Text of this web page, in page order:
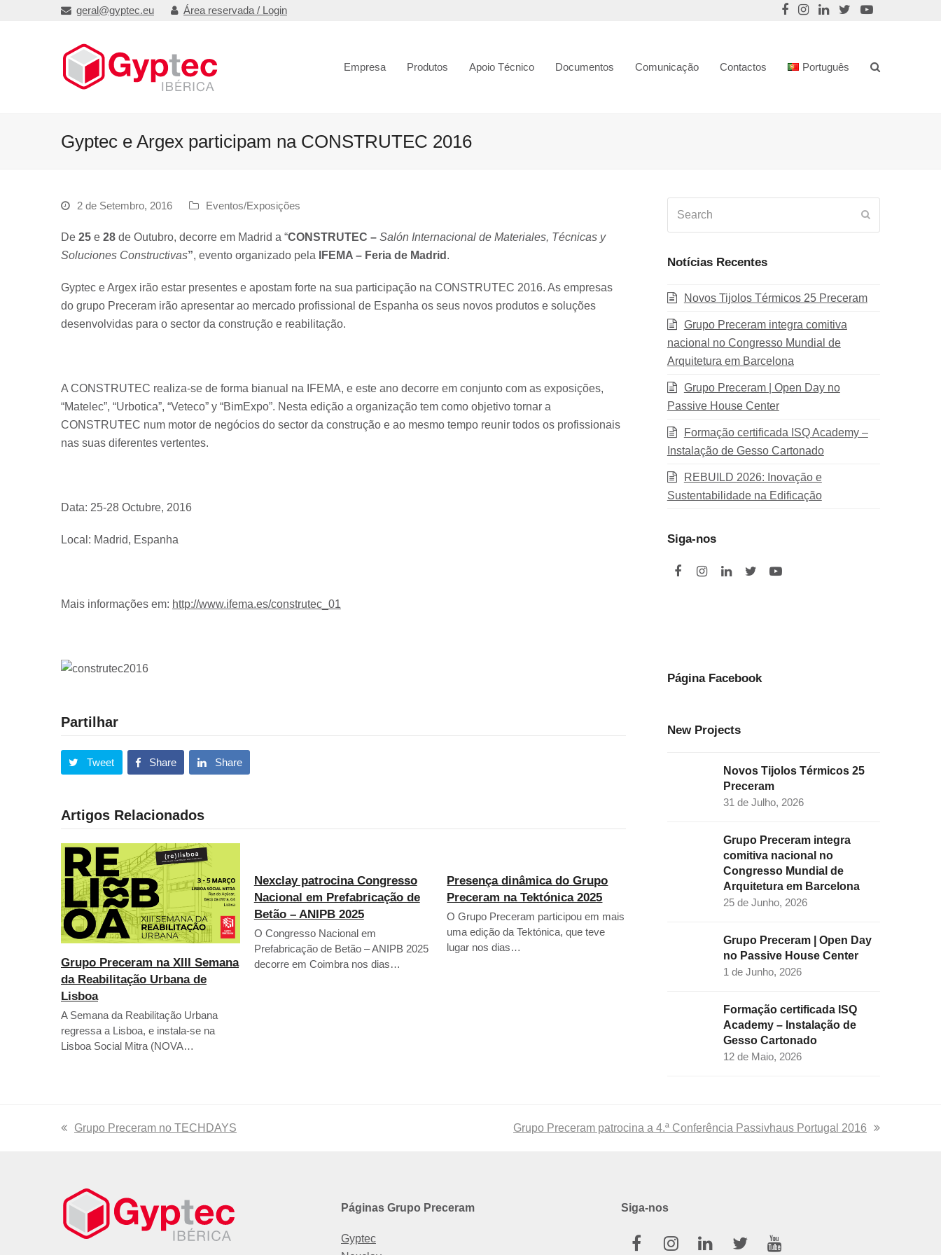
geral@gyptec.eu Área reservada / Login
Empresa Produtos Apoio Técnico Documentos Comunicação Contactos Português
Gyptec e Argex participam na CONSTRUTEC 2016
2 de Setembro, 2016 Eventos/Exposições
De 25 e 28 de Outubro, decorre em Madrid a “CONSTRUTEC – Salón Internacional de Materiales, Técnicas y
Soluciones Constructivas”, evento organizado pela IFEMA – Feria de Madrid .
Gyptec e Argex irão estar presentes e apostam forte na sua participação na CONSTRUTEC 2016. As empresas
do grupo Preceram irão apresentar ao mercado profissional de Espanha os seus novos produtos e soluções
desenvolvidas para o sector da construção e reabilitação.
A CONSTRUTEC realiza-se de forma bianual na IFEMA, e este ano decorre em conjunto com as exposições,
“Matelec”, “Urbotica”, “Veteco” y “BimExpo”. Nesta edição a organização tem como objetivo tornar a
CONSTRUTEC num motor de negócios do sector da construção e ao mesmo tempo reunir todos os profissionais
nas suas diferentes vertentes.
Data: 25-28 Octubre, 2016
Local: Madrid, Espanha
Mais informações em: http://www.ifema.es/construtec_01
Partilhar
Tweet Share Share
Artigos Relacionados
Grupo Preceram na XIII Semana
da Reabilitação Urbana de
Lisboa
A Semana da Reabilitação Urbana
regressa a Lisboa, e instala-se na
Lisboa Social Mitra (NOVA…
Nexclay patrocina Congresso
Nacional em Prefabricação de
Betão – ANIPB 2025
O Congresso Nacional em
Prefabricação de Betão – ANIPB 2025
decorre em Coimbra nos dias…
Presença dinâmica do Grupo
Preceram na Tektónica 2025
O Grupo Preceram participou em mais
uma edição da Tektónica, que teve
lugar nos dias…
Notícias Recentes
Novos Tijolos Térmicos 25 Preceram
Grupo Preceram integra comitiva
nacional no Congresso Mundial de
Arquitetura em Barcelona
Grupo Preceram | Open Day no
Passive House Center
Formação certificada ISQ Academy –
Instalação de Gesso Cartonado
REBUILD 2026: Inovação e
Sustentabilidade na Edificação
Siga-nos
F
o
I
g
m
L
d
e
Y
Página Facebook
New Projects
Novos Tijolos Térmicos 25
Preceram
31 de Julho, 2026
Grupo Preceram integra
comitiva nacional no
Congresso Mundial de
Arquitetura em Barcelona
25 de Junho, 2026
Grupo Preceram | Open Day
no Passive House Center
1 de Junho, 2026
Formação certificada ISQ
Academy – Instalação de
Gesso Cartonado
12 de Maio, 2026
previous
Grupo Preceram no TECHDAYS
next
Grupo Preceram patrocina a 4.ª Conferência Passivhaus Portugal 2016
Páginas Grupo Preceram
Gyptec
Siga-nos
Facebook
InstagramLinkedinTwitter